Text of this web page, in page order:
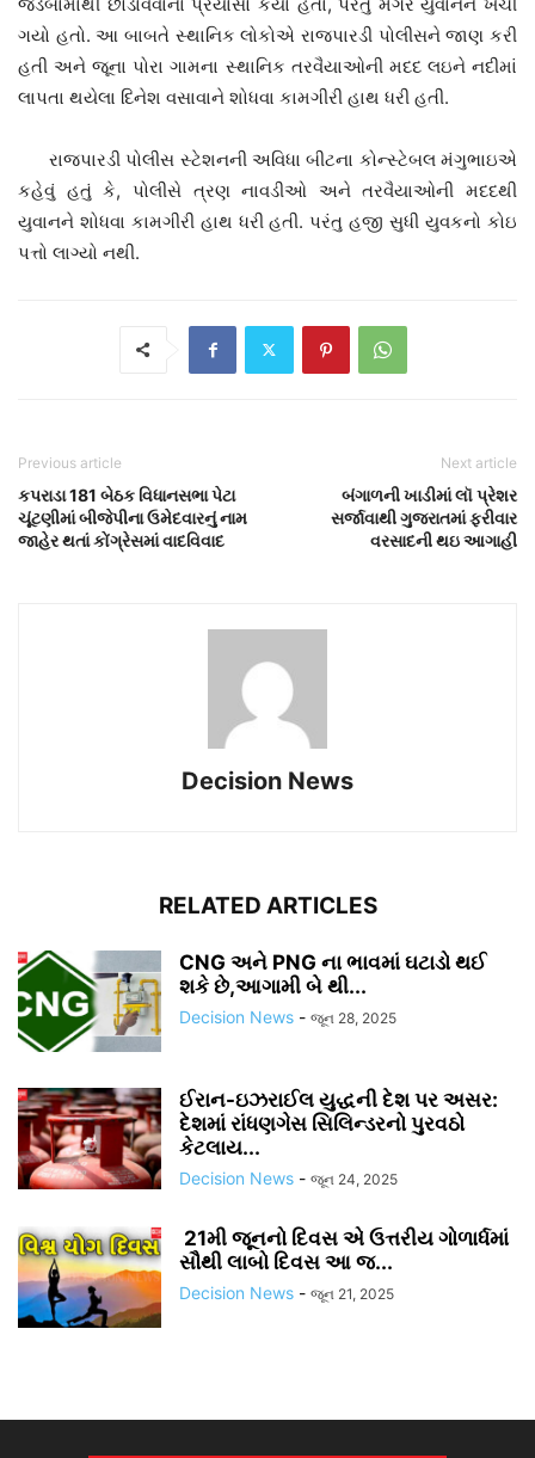
ગયો હતો. આ બાબતે સ્થાનિક લોકોએ રાજપારડી પોલીસને જાણ કરી
હતી અને જૂના પોરા ગામના સ્થાનિક તરવૈયાઓની મદદ લઇને નદીમાં
લાપતા થયેલા દિનેશ વસાવાને શોધવા કામગીરી હાથ ધરી હતી.
રાજપારડી પોલીસ સ્ટેશનની અવિધા બીટના કોન્સ્ટેબલ મંગુભાઇએ
કહેવું હતું કે, પોલીસે ત્રણ નાવડીઓ અને તરવૈયાઓની મદદથી
યુવાનને શોધવા કામગીરી હાથ ધરી હતી. પરંતુ હજી સુધી યુવકનો કોઇ
પત્તો લાગ્યો નથી.
Previous article
કપરાડા 181 બેઠક વિધાનસભા પેટા
ચૂંટણીમાં બીજેપીના ઉમેદવારનું નામ
જાહેર થતાં કોંગ્રેસમાં વાદવિવાદ
Next article
બંગાળની ખાડીમાં લૉ પ્રેશર
સર્જાવાથી ગુજરાતમાં ફરીવાર
વરસાદની થઇ આગાહી
Decision News
RELATED ARTICLES
CNG અને PNG ના ભાવમાં ઘટાડો થઈ
શકે છે,આગામી બે થી...
Decision News - જૂન 28, 2025
ઈરાન-ઇઝરાઈલ યુદ્ધની દેશ પર અસર:
દેશમાં રાંધણગેસ સિલિન્ડરનો પુરવઠો
કેટલાય...
Decision News - જૂન 24, 2025
21મી જૂનનો દિવસ એ ઉત્તરીય ગોળાર્ધમાં
સૌથી લાબો દિવસ આ જ...
Decision News - જૂન 21, 2025